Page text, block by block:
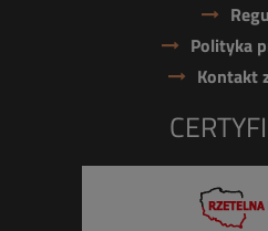
Polityka
Kontakt